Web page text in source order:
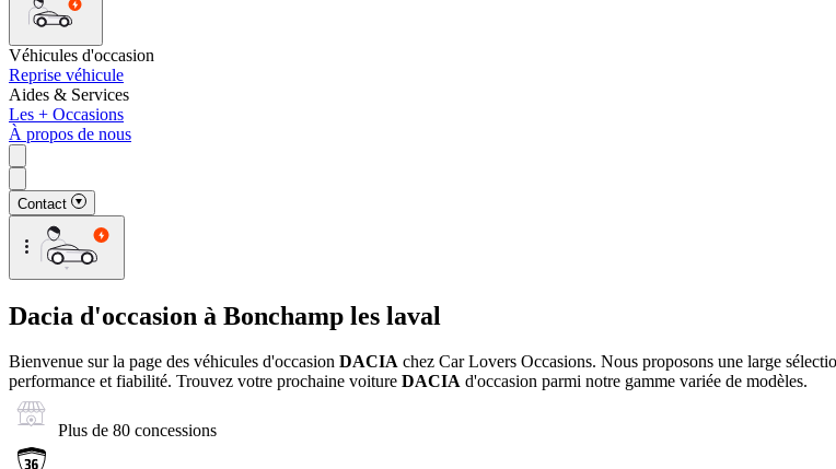
Véhicules d'occasion
Reprise véhicule
Aides & Services
Les + Occasions
À propos de nous
Contact
Dacia d'occasion à Bonchamp les laval
Bienvenue sur la page des véhicules d'occasion DACIA chez Car Lovers Occasions. Nous proposons une large
performance et fiabilité. Trouvez votre prochaine voiture DACIA d'occasion parmi notre gamme variée de modèles.
Plus de 80 concessions